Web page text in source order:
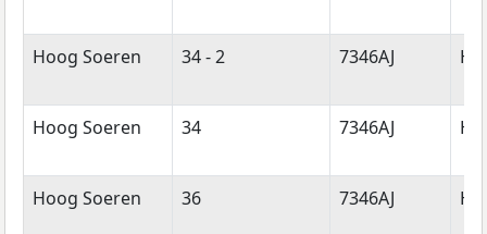
Hoog Soeren 34 - 2 7346AJ
Hoog Soeren 34 7346AJ
Hoog Soeren 36 7346AJ